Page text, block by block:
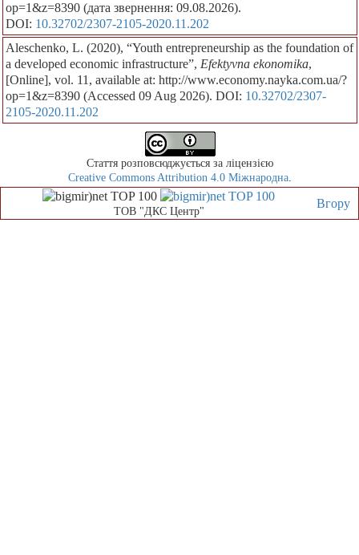
op=1&z=8390 (дата звернення: 09.08.2026).
DOI: 10.32702/2307-2105-2020.11.202
Aleschenko, L. (2020), “Youth entrepreneurship as the foundation of
a developed economic infrastructure”, Efektyvna ekonomika,
[Online], vol. 11, available at: http://www.economy.nayka.com.ua/?
op=1&z=8390 (Accessed 09 Aug 2026). DOI: 10.32702/2307-
2105-2020.11.202
Стаття розповсюджується за ліцензією
Creative Commons Attribution 4.0 Міжнародна.
Вгору
ТОВ "ДКС Центр"